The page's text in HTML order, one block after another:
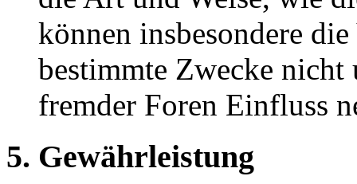
können insbesondere
bestimmte Zwecke nicht
fremder Foren Einfluss
5. Gewährleistung